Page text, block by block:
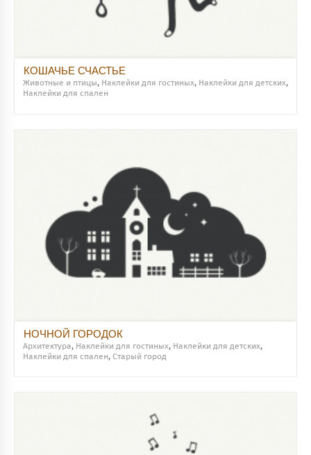
КОШАЧЬЕ СЧАСТЬЕ
Животные и птицы, Наклейки для гостиных, Наклейки для детских,
Наклейки для спален
НОЧНОЙ ГОРОДОК
Архитектура, Наклейки для гостиных, Наклейки для детских,
Наклейки для спален, Старый город